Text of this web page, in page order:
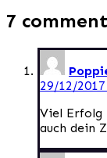
7
29/12/
Viel Erfolg
auch dein